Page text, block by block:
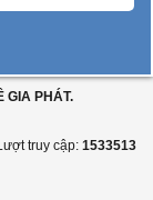
GIA PHÁT.
truy cập: 1533513